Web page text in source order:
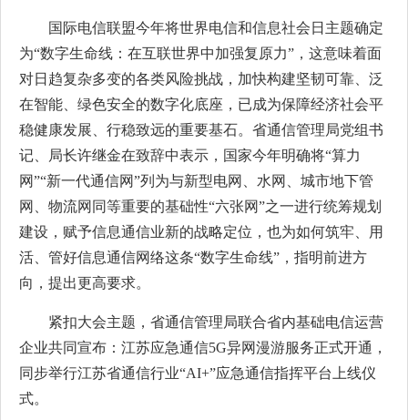
国际电信联盟今年将世界电信和信息社会日主题确定
为“数字生命线：在互联世界中加强复原力”，这意味着面
对日趋复杂多变的各类风险挑战，加快构建坚韧可靠、泛
在智能、绿色安全的数字化底座，已成为保障经济社会平
稳健康发展、行稳致远的重要基石。省通信管理局党组书
记、局长许继金在致辞中表示，国家今年明确将“算力
网”“新一代通信网”列为与新型电网、水网、城市地下管
网、物流网同等重要的基础性“六张网”之一进行统筹规划
建设，赋予信息通信业新的战略定位，也为如何筑牢、用
活、管好信息通信网络这条“数字生命线”，指明前进方
向，提出更高要求。
紧扣大会主题，省通信管理局联合省内基础电信运营
企业共同宣布：江苏应急通信5G异网漫游服务正式开通，
同步举行江苏省通信行业“AI+”应急通信指挥平台上线仪
式。